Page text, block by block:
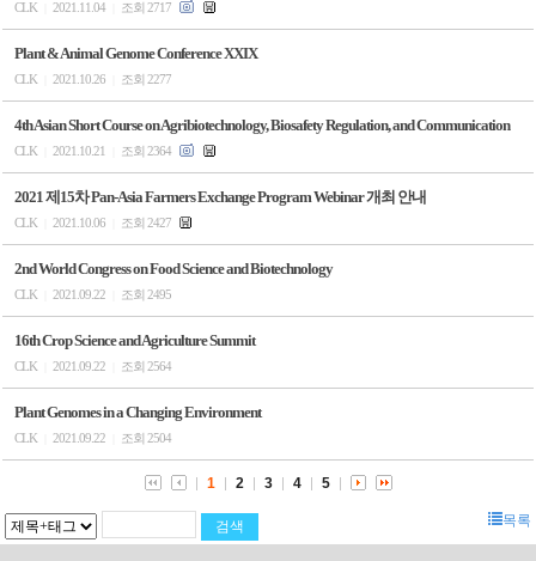
CLK 2021.11.04 조회 2717
Plant & Animal Genome Conference XXIX
CLK 2021.10.26 조회 2277
4th Asian Short Course on Agribiotechnology, Biosafety Regulation, and Communication
CLK 2021.10.21 조회 2364
2021 제15차 Pan-Asia Farmers Exchange Program Webinar 개최 안내
CLK 2021.10.06 조회 2427
2nd World Congress on Food Science and Biotechnology
CLK 2021.09.22 조회 2495
16th Crop Science and Agriculture Summit
CLK 2021.09.22 조회 2564
Plant Genomes in a Changing Environment
CLK 2021.09.22 조회 2504
1 2 3 4 5
목록